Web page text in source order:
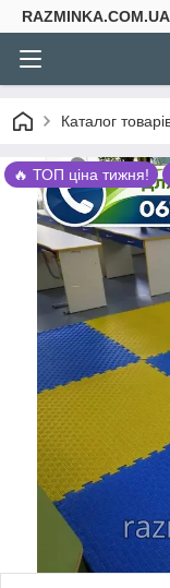
RAZMINKA.COM.UA
Каталог
🔥 ТОП ціна тижня!